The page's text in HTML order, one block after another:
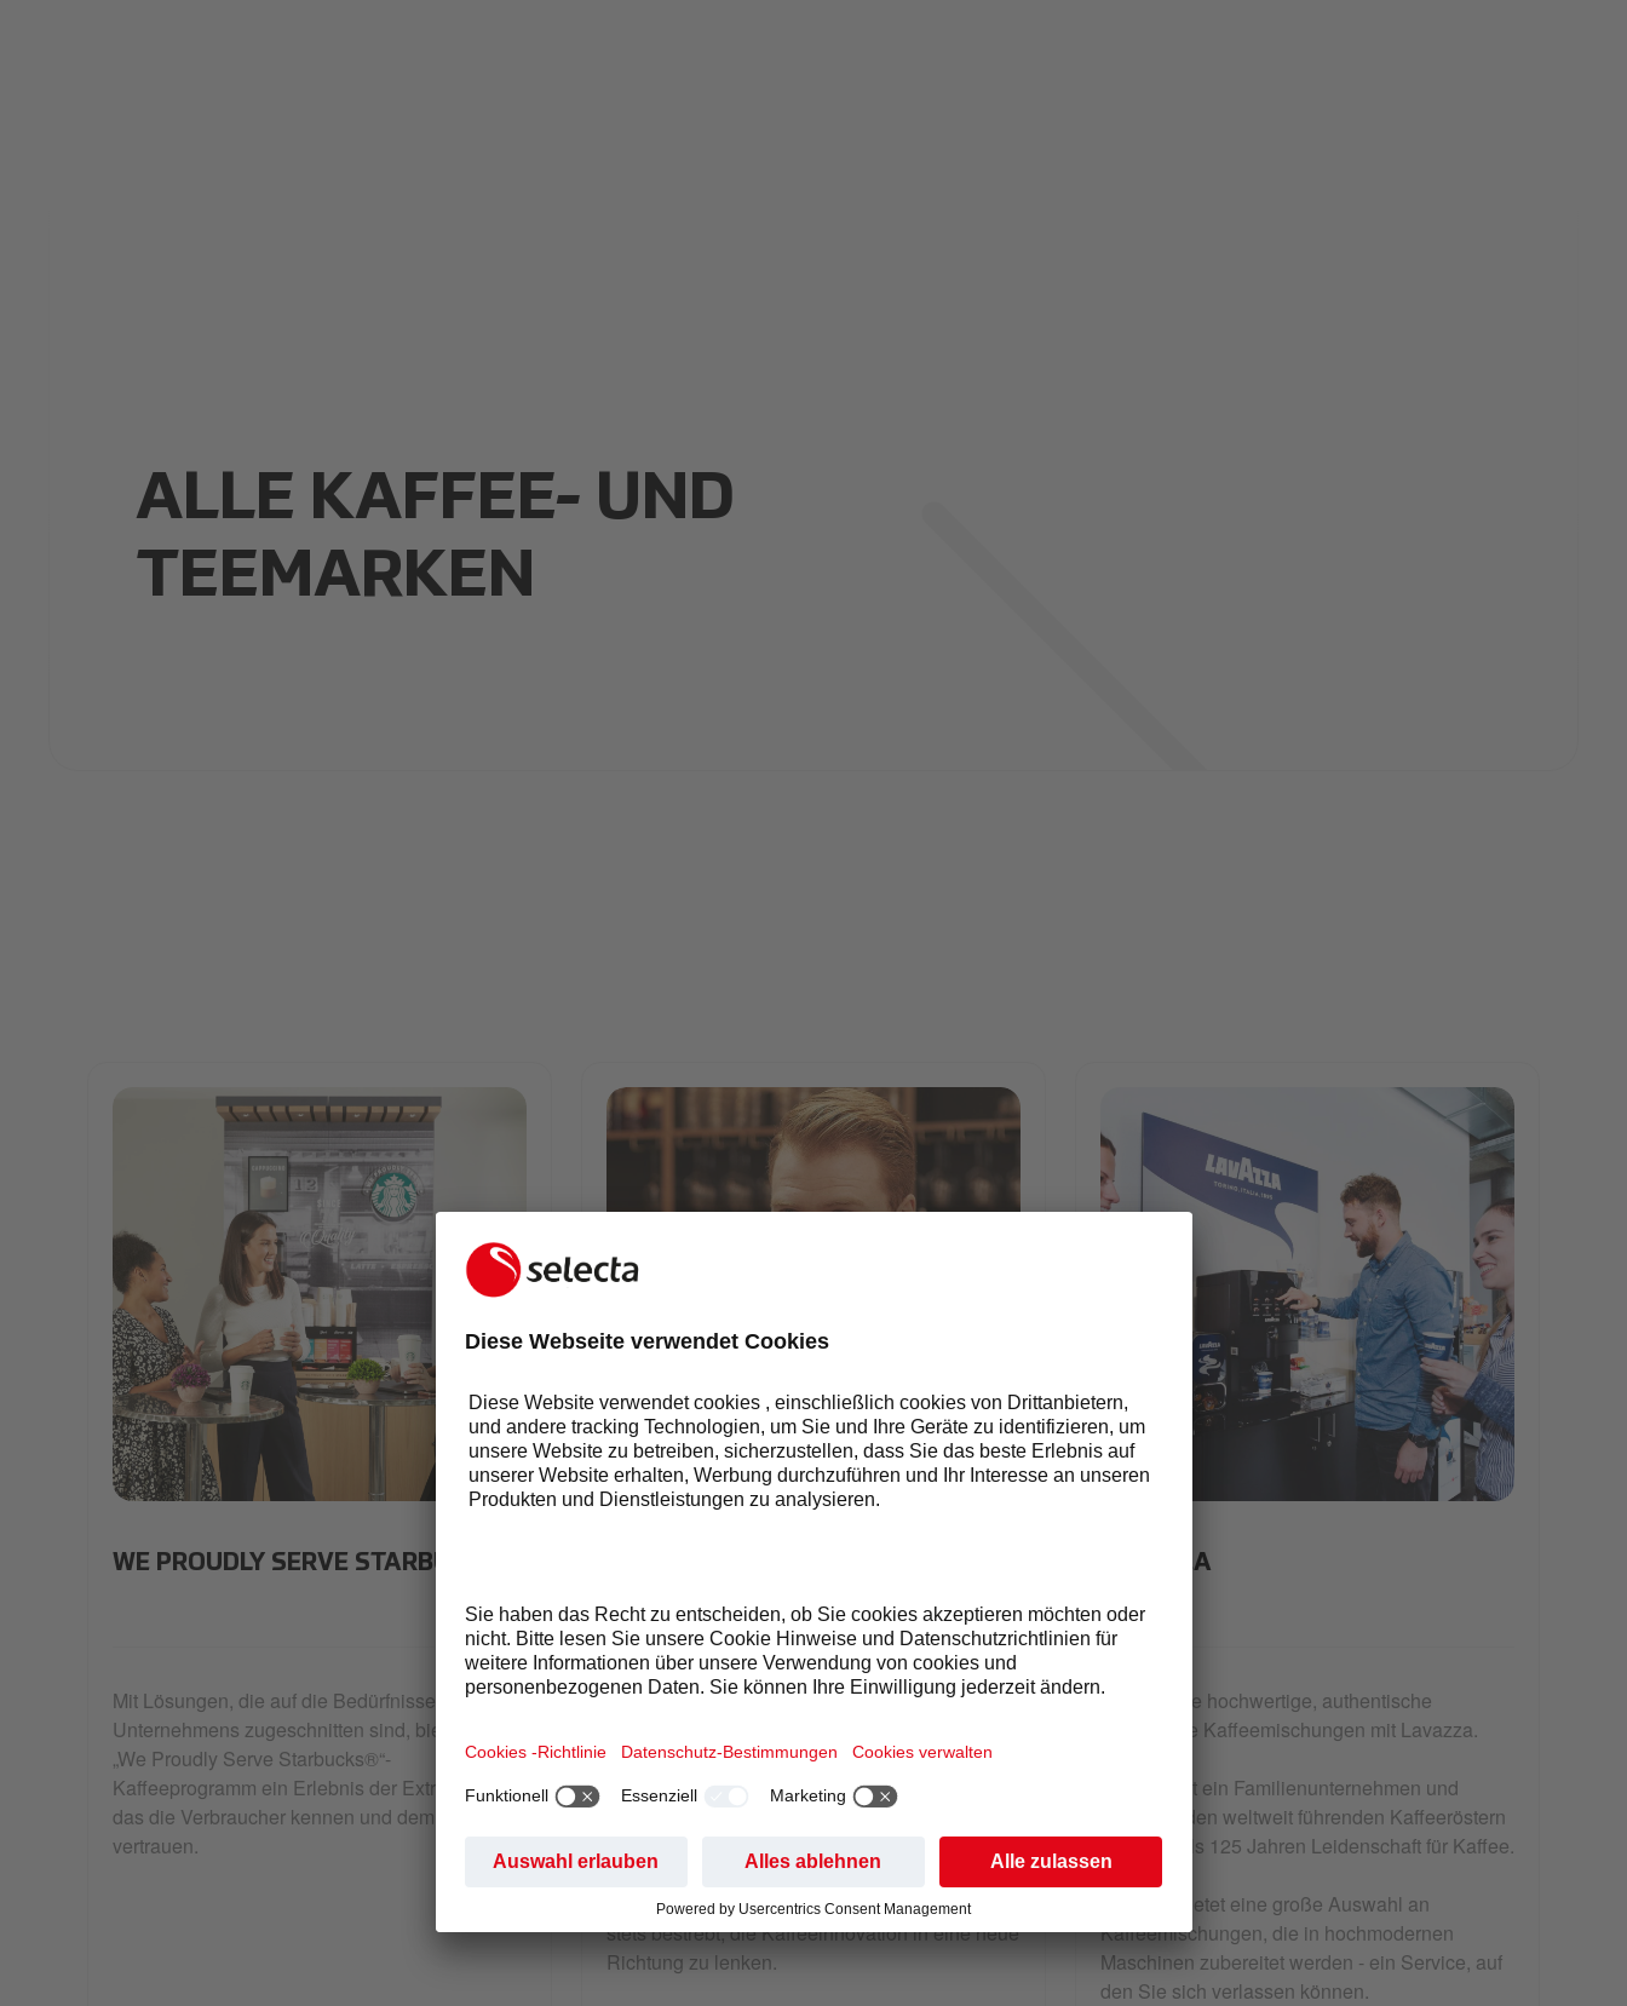
ALLE KAFFEE- UND
TEEMARKEN
060720_Cracked_Starbucks9675_website approved image – Feb 2021.jpg
WE PROUDLY SERVE STARBUCKS®
Mit Lösungen, die auf die Bedürfnisse Ihres
Unternehmens zugeschnitten sind, bietet das
„We Proudly Serve Starbucks®“-
Kaffeeprogramm ein Erlebnis der Extraklasse,
das die Verbraucher kennen und dem sie
vertrauen.
pr-carousel4.jpeg
Die Marke Pelican Rouge geht auf das Belgien
Qualitätskaffee an, indem sie die besten
Kaffeebohnen aus aller Welt erntet, verarbeitet
Pelican Rouge ist außerdem ein führender
Experte für nachhaltige Kaffeelösungen und
stets bestrebt, die Kaffeeinnovation in eine neue
Richtung zu lenken.
LAVAZZA
Erleben Sie hochwertige, authentische
italienische Kaffeemischungen mit Lavazza.
Lavazza ist ein Familienunternehmen und
gehört zu den weltweit führenden Kaffeeröstern
mit mehr als 125 Jahren Leidenschaft für Kaffee.
Lavazza bietet eine große Auswahl an
Kaffeemischungen, die in hochmodernen
Maschinen zubereitet werden - ein Service, auf
den Sie sich verlassen können.